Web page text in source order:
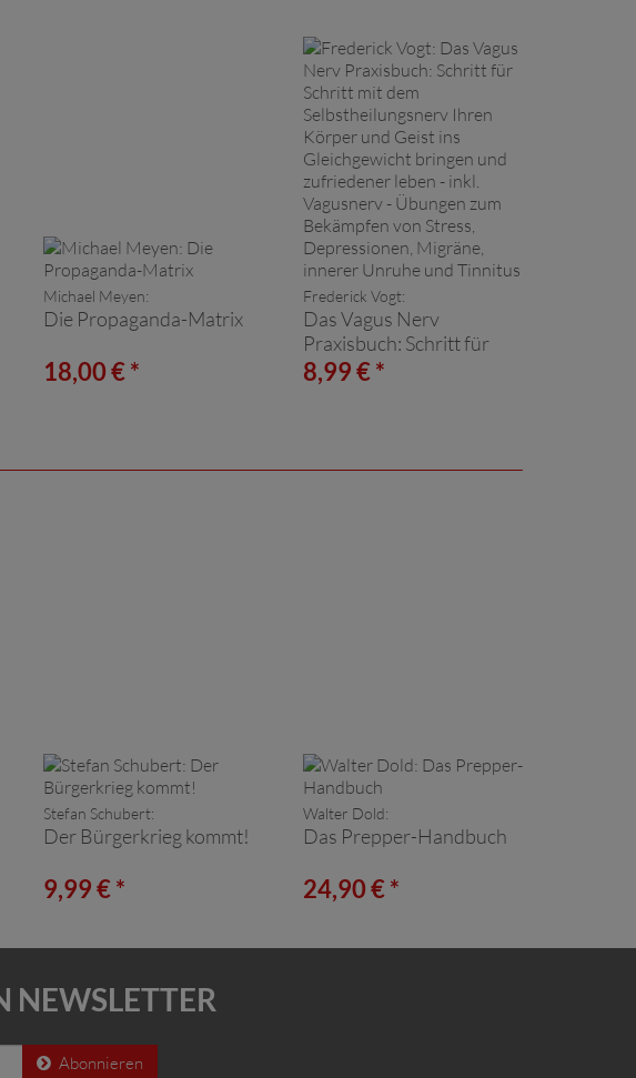
Michael Meyen:
Die Propaganda-Matrix
18,00 € *
Frederick Vogt:
Das Vagus Nerv
Praxisbuch: Schritt für
Schritt mit dem
Selbstheilungsnerv Ihren
und zufriedener leben -
8,99 € *
Stefan Schubert:
Der Bürgerkrieg kommt!
9,99 € *
Walter Dold:
Das Prepper-Handbuch
24,90 € *
NEWSLETTER
Abonnieren